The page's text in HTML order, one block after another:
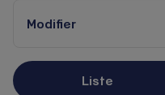
Modifier
Liste